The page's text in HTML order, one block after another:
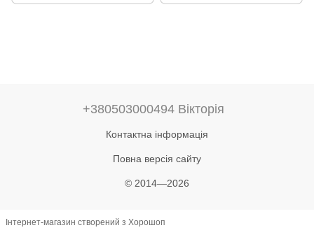
+380503000494 Вікторія
Контактна інформація
Повна версія сайту
© 2014—2026
Інтернет-магазин створений з Хорошоп